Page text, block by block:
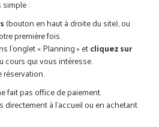
:
(bouton en haut à droite du site), ou
première fois.
l’onglet « Planning » etcliquez sur
cours qui vous intéresse.
réservation.
fait pas office de paiement.
à l’accueil ou en achetant